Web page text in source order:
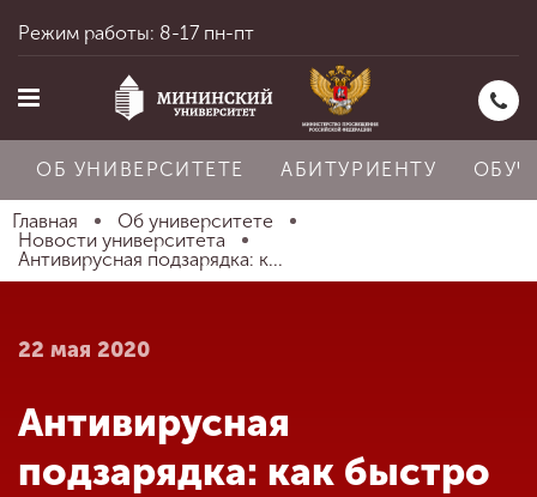
Главная
Абитуриенту
Режим работы: 8-17 пн-пт
ОБ УНИВЕРСИТЕТЕ АБИТУРИЕНТУ
Главная
Об университете
Новости университета
Антивирусная подзарядка: к...
22 мая 2020
Антивирусная
подзарядка: как быстро